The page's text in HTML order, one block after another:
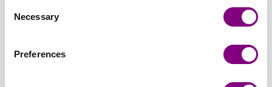
Selection
Necessary
Preferences
Opskrift medfølger i pakken. Print af opskrift på ark af